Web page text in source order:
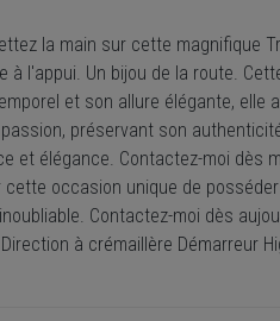
la main sur cette magnifique
l'appui. Un bijou de la route.
et son allure élégante, elle
préservant son
et élégance. Contactez-moi dès
occasion unique de
Contactez-moi dès
à crémaillère Démarreur